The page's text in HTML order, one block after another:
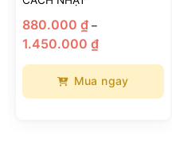
880.000 ₫ –
1.450.000 ₫Khoảng
giá:
đến
1.450.000 ₫
Mua ngay